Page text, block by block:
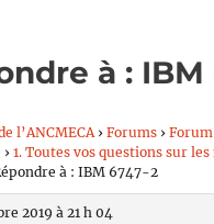
à : IBM
l’ANCMECA › Forums › Forum
› 1. Toutes vos questions sur
à : IBM 6747-2
2019 à 21 h 04